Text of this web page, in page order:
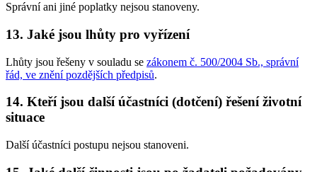
Správní ani jiné poplatky nejsou stanoveny.
13. Jaké jsou lhůty pro vyřízení
Lhůty jsou řešeny v souladu se zákonem č. 500/2004 Sb., správní
řád, ve znění pozdějších předpisů.
14. Kteří jsou další účastníci (dotčení) řešení životní
situace
Další účastníci postupu nejsou stanoveni.